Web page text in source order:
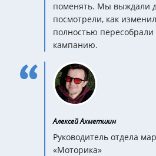
поменять. Мы выждали
посмотрели, как
полностью
кампанию.
Алексей Ахметшин
Руководитель отдела
«Моторика»